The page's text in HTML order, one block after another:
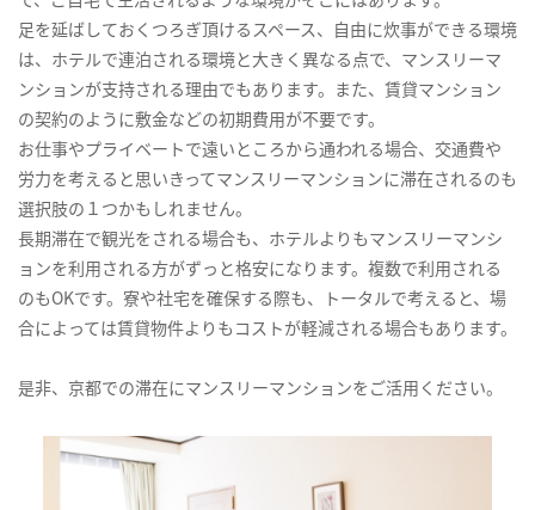
足を延ばしておくつろぎ頂けるスペース、自由に炊事ができる環境
は、ホテルで連泊される環境と大きく異なる点で、マンスリーマ
ンションが支持される理由でもあります。また、賃貸マンション
の契約のように敷金などの初期費用が不要です。
お仕事やプライベートで遠いところから通われる場合、交通費や
労力を考えると思いきってマンスリーマンションに滞在されるのも
選択肢の１つかもしれません。
長期滞在で観光をされる場合も、ホテルよりもマンスリーマンシ
ョンを利用される方がずっと格安になります。複数で利用される
のもOKです。寮や社宅を確保する際も、トータルで考えると、場
合によっては賃貸物件よりもコストが軽減される場合もあります。
是非、京都での滞在にマンスリーマンションをご活用ください。